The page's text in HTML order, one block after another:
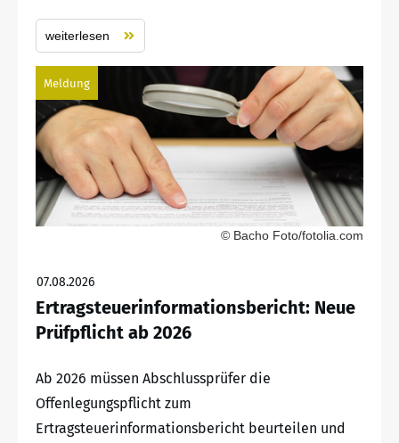
weiterlesen
Meldung
© Bacho Foto/fotolia.com
07.08.2026
Ertragsteuerinformationsbericht: Neue
Prüfpflicht ab 2026
Ab 2026 müssen Abschlussprüfer die
Offenlegungspflicht zum
Ertragsteuerinformationsbericht beurteilen und